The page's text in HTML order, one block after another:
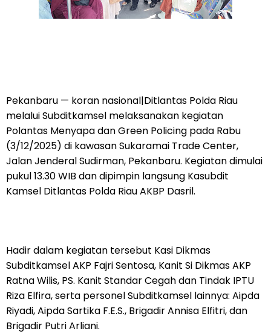
Pekanbaru — koran nasional|Ditlantas Polda Riau
melalui Subditkamsel melaksanakan kegiatan
Polantas Menyapa dan Green Policing pada Rabu
(3/12/2025) di kawasan Sukaramai Trade Center,
Jalan Jenderal Sudirman, Pekanbaru. Kegiatan dimulai
pukul 13.30 WIB dan dipimpin langsung Kasubdit
Kamsel Ditlantas Polda Riau AKBP Dasril.
Hadir dalam kegiatan tersebut Kasi Dikmas
Subditkamsel AKP Fajri Sentosa, Kanit Si Dikmas AKP
Ratna Wilis, PS. Kanit Standar Cegah dan Tindak IPTU
Riza Elfira, serta personel Subditkamsel lainnya: Aipda
Riyadi, Aipda Sartika F.E.S., Brigadir Annisa Elfitri, dan
Brigadir Putri Arliani.